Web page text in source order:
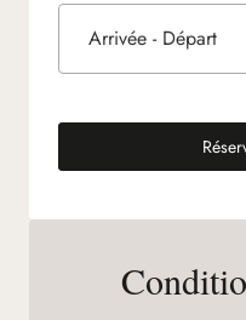
Arrivée - Départ